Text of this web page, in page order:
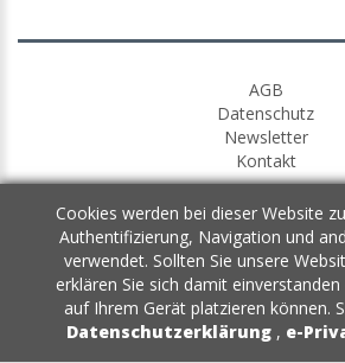
AGB
Datenschutz
Newsletter
Kontakt
Cookies werden bei dieser Website
Authentifizierung, Navigation und
verwendet. Sollten Sie unsere
erklären Sie sich damit
auf Ihrem Gerät platzieren können.
Datenschutzerklärung , e-